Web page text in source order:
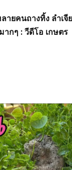
ยคนถางทิ้ง ลำเ
กๆ : วีดีโอ เกษตร